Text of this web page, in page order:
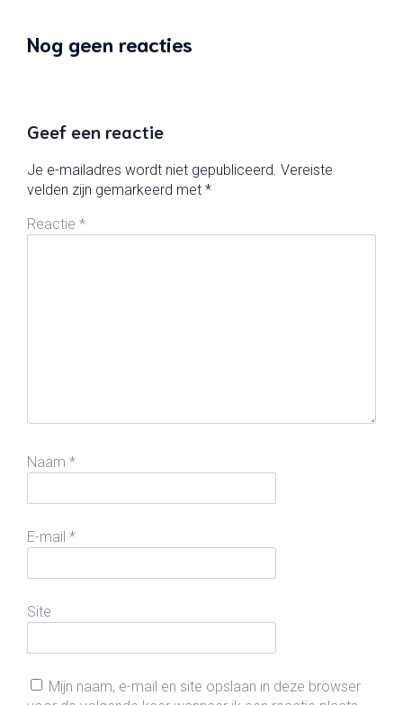
Nog geen reacties
Geef een reactie
Je e-mailadres wordt niet gepubliceerd. Vereiste
velden zijn gemarkeerd met *
Reactie *
Naam *
E-mail *
Site
Mijn naam, e-mail en site opslaan in deze browser